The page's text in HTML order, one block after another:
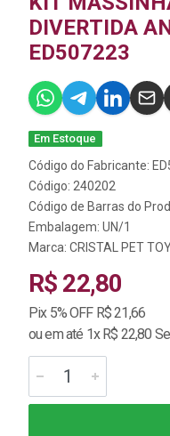
DIVERTIDA
ED507223
Em Estoque
Código do Fabricante:
Código: 240202
Código de Barras do
Embalagem: UN/1
Marca: CRISTAL PET
R$ 22,80
Pix 5% OFF R$ 21,66
ou em até 1x R$ 22,80